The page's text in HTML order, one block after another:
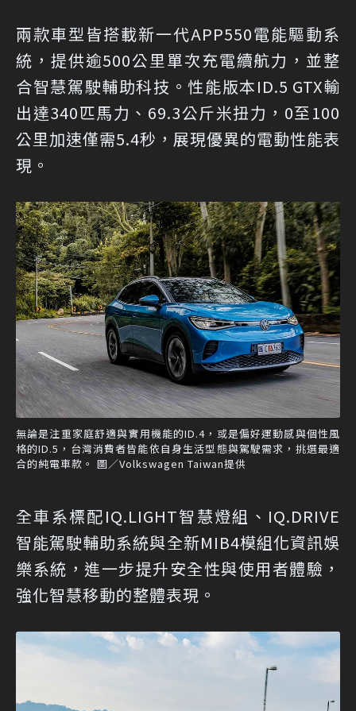
兩款車型皆搭載新一代APP550電能驅動系
統，提供逾500公里單次充電續航力，並整
合智慧駕駛輔助科技。性能版本ID.5 GTX輸
出達340匹馬力、69.3公斤米扭力，0至100
公里加速僅需5.4秒，展現優異的電動性能表
現。
無論是注重家庭舒適與實用機能的ID.4，或是偏好運動感與個性風
格的ID.5，台灣消費者皆能依自身生活型態與駕駛需求，挑選最適
合的純電車款。 圖／Volkswagen Taiwan提供
全車系標配IQ.LIGHT智慧燈組、IQ.DRIVE
智能駕駛輔助系統與全新MIB4模組化資訊娛
樂系統，進一步提升安全性與使用者體驗，
強化智慧移動的整體表現。